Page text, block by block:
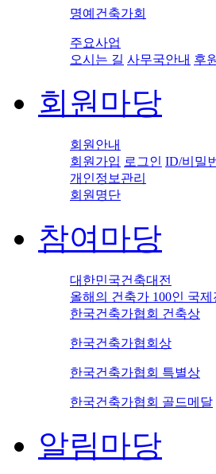
명예건축가회
주요사업
오시는 길 사무국안내 후
회원마당
회원안내
회원가입 로그인 ID/비밀
개인정보관리
회원명단
참여마당
대한민국건축대전
올해의 건축가 100인 국제
한국건축가협회 건축상
한국건축가협회상
한국건축가협회 특별상
한국건축가협회 골드메달
알림마당